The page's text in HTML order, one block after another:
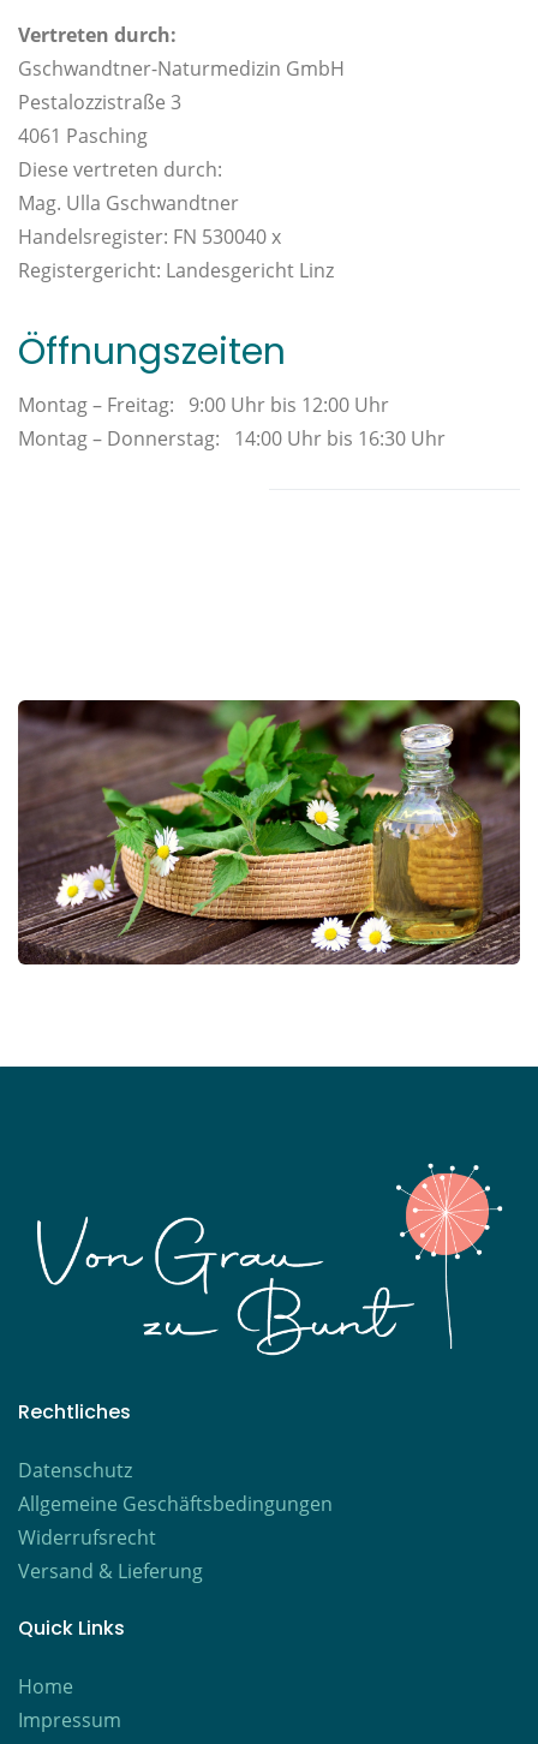
Vertreten durch:
Gschwandtner-Naturmedizin GmbH
Pestalozzistraße 3
4061 Pasching
Diese vertreten durch:
Mag. Ulla Gschwandtner
Handelsregister: FN 530040 x
Registergericht: Landesgericht Linz
Öffnungszeiten
Montag – Freitag: 9:00 Uhr bis 12:00 Uhr
Montag – Donnerstag: 14:00 Uhr bis 16:30 Uhr
Rechtliches
Datenschutz
Allgemeine Geschäftsbedingungen
Widerrufsrecht
Versand & Lieferung
Quick Links
Home
Impressum